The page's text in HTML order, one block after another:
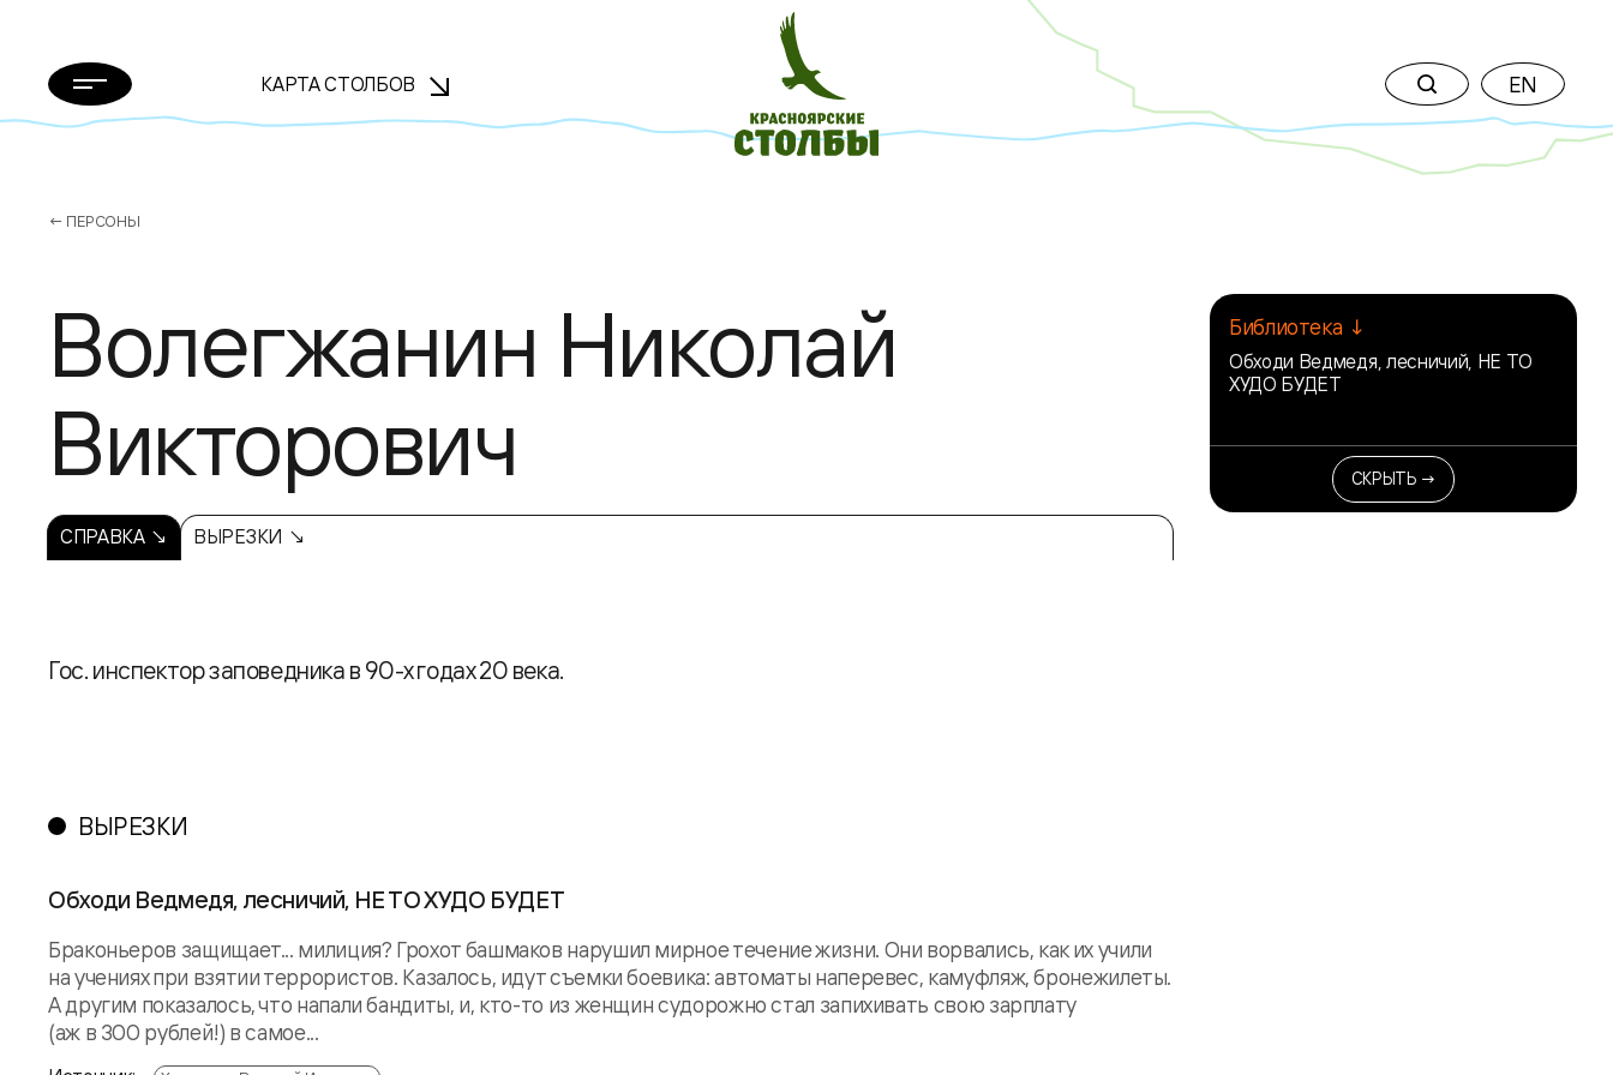
КАРТА СТОЛБОВ EN
← ПЕРСОНЫ
Волегжанин Николай
Викторович
СПРАВКА ↘ ВЫРЕЗКИ ↘
Гос. инспектор заповедника в 90-х годах 20 века.
Библиотека ↓
Обходи Ведмедя, лесничий, НЕ ТО
ХУДО БУДЕТ
СКРЫТЬ →
ВЫРЕЗКИ
Обходи Ведмедя, лесничий, НЕ ТО ХУДО БУДЕТ
Браконьеров защищает... милиция? Грохот башмаков нарушил мирное течение жизни. Они ворвались, как их учили
на учениях при взятии террористов. Казалось, идут съемки боевика: автоматы наперевес, камуфляж, бронежилеты.
А другим показалось, что напали бандиты, и, кто-то из женщин судорожно стал запихивать свою зарплату
(аж в 300 рублей!) в самое...